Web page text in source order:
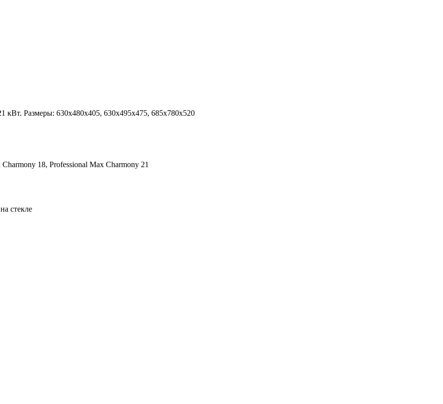
Размеры: 630х480х405, 630х495х475, 685х780х520
18, Professional Max Charmony 21
стекле